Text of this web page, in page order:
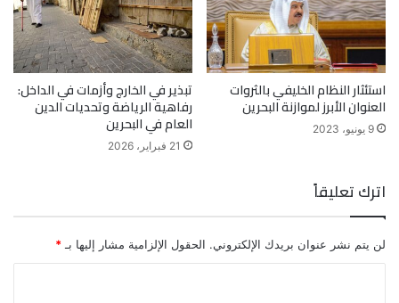
استئثار النظام الخليفي بالثروات
العنوان الأبرز لموازنة البحرين
9 يونيو، 2023
تبذير في الخارج وأزمات في الداخل:
رفاهية الرياضة وتحديات الدين
العام في البحرين
21 فبراير، 2026
اترك تعليقاً
لن يتم نشر عنوان بريدك الإلكتروني. الحقول الإلزامية مشار إليها بـ *